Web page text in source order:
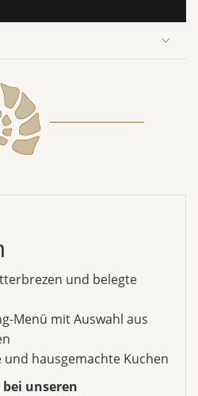
und belegte
Menü mit Auswahl aus
hausgemachte Kuchen
unseren